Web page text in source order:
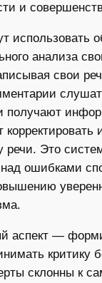
и
использовать
анализа
свои
получают
речи. Это
ошибками
аспект —
критику
склонны к